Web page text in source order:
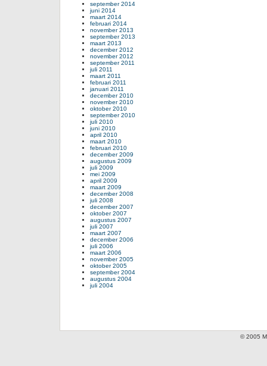
september 2014
juni 2014
maart 2014
februari 2014
november 2013
september 2013
maart 2013
december 2012
november 2012
september 2011
juli 2011
maart 2011
februari 2011
januari 2011
december 2010
november 2010
oktober 2010
september 2010
juli 2010
juni 2010
april 2010
maart 2010
februari 2010
december 2009
augustus 2009
juli 2009
mei 2009
april 2009
maart 2009
december 2008
juli 2008
december 2007
oktober 2007
augustus 2007
juli 2007
maart 2007
december 2006
juli 2006
maart 2006
november 2005
oktober 2005
september 2004
augustus 2004
juli 2004
© 2005